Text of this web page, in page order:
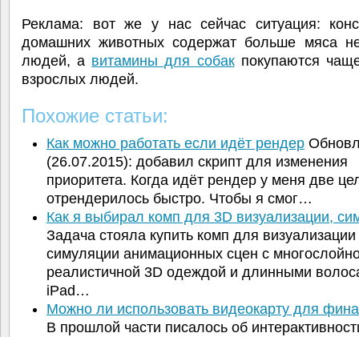
Реклама: вот же у нас сейчас ситуация:
домашних животных содержат больше мяса
людей, а витамины для собакпокупаются
взрослых людей.
Похожие статьи:
Как можно работать если идёт рендер
(26.07.2015): добавил скрипт для изменения
приоритета. Когда идёт рендер у меня две
отрендерилось быстро. Чтобы я смог…
Как я выбирал комп для 3D визуализации,
Задача стояла купить комп для визуализации
симуляции анимационных сцен с
реалистичной 3D одеждой и длинными
iPad…
Можно ли использовать видеокарту для
В прошлой части писалось об